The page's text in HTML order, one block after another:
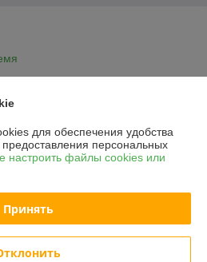
любых размеров , рекомендую к
корзину
для обеспечения удобства
персональных
настроить файлы cookies или
Принять